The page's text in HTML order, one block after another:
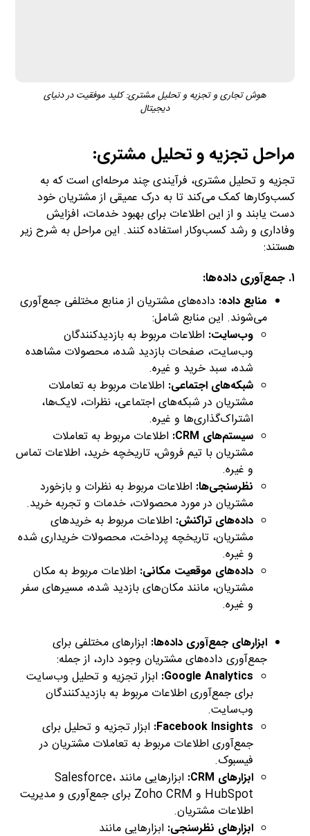
هوش تجاری و تجزیه و تحلیل مشتری: کلید موفقیت در دنیای
دیجیتال
مراحل تجزیه و تحلیل مشتری:
تجزیه و تحلیل مشتری، فرآیندی چند مرحله‌ای است که به
کسب‌وکارها کمک می‌کند تا به درک عمیقی از مشتریان خود
دست یابند و از این اطلاعات برای بهبود خدمات، افزایش
وفاداری و رشد کسب‌وکار استفاده کنند. این مراحل به شرح زیر
هستند:
۱. جمع‌آوری داده‌ها:
منابع داده: داده‌های مشتریان از منابع مختلفی جمع‌آوری
می‌شوند. این منابع شامل:
وب‌سایت: اطلاعات مربوط به بازدیدکنندگان
وب‌سایت، صفحات بازدید شده، محصولات مشاهده
شده، سبد خرید و غیره.
شبکه‌های اجتماعی: اطلاعات مربوط به تعاملات
مشتریان در شبکه‌های اجتماعی، نظرات، لایک‌ها،
اشتراک‌گذاری‌ها و غیره.
سیستم‌های CRM:
اطلاعات مربوط به تعاملات
مشتریان با تیم فروش، تاریخچه خرید، اطلاعات تماس
و غیره.
نظرسنجی‌ها: اطلاعات مربوط به نظرات و بازخورد
مشتریان در مورد محصولات، خدمات و تجربه خرید.
داده‌های تراکنش: اطلاعات مربوط به خریدهای
مشتریان، تاریخچه پرداخت، محصولات خریداری شده
و غیره.
داده‌های موقعیت مکانی: اطلاعات مربوط به مکان
مشتریان، مانند مکان‌های بازدید شده، مسیرهای سفر
و غیره.
ابزارهای جمع‌آوری داده‌ها: ابزارهای مختلفی برای
جمع‌آوری داده‌های مشتریان وجود دارد، از جمله:
Google Analytics: ابزار تجزیه و تحلیل وب‌سایت
برای جمع‌آوری اطلاعات مربوط به بازدیدکنندگان
وب‌سایت.
Facebook Insights: ابزار تجزیه و تحلیل برای
جمع‌آوری اطلاعات مربوط به تعاملات مشتریان در
فیسبوک.
ابزارهای CRM:
ابزارهایی مانند Salesforce،
HubSpot و Zoho CRM برای جمع‌آوری و مدیریت
اطلاعات مشتریان.
ابزارهای نظرسنجی: ابزارهایی مانند